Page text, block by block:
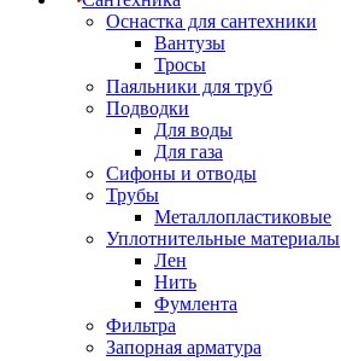
Оснастка для сантехники
Вантузы
Тросы
Паяльники для труб
Подводки
Для воды
Для газа
Сифоны и отводы
Трубы
Металлопластиковые
Уплотнительные материалы
Лен
Нить
Фумлента
Фильтра
Запорная арматура